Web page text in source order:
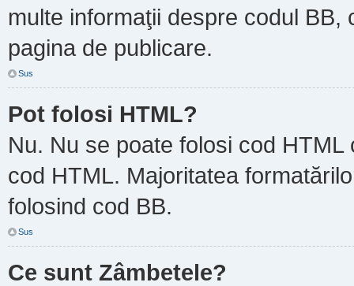
multe informaţii despre codul
pagina de publicare.
Sus
Pot folosi HTML?
Nu. Nu se poate folosi cod
cod HTML. Majoritatea
folosind cod BB.
Sus
Ce sunt Zâmbetele?